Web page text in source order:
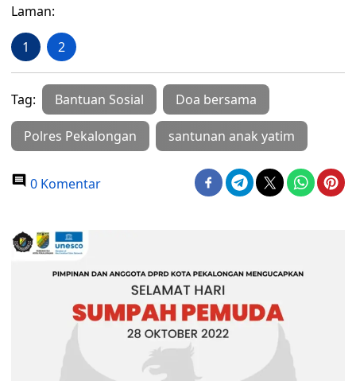
Laman:
1 2
Tag: Bantuan Sosial Doa bersama
Polres Pekalongan santunan anak yatim
0 Komentar